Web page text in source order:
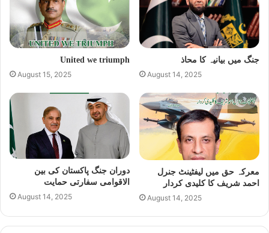
United we triumph
August 15, 2025
جنگ میں بیانیہ کا محاذ
August 14, 2025
دوران جنگ پاکستان کی بین
الاقوامی سفارتی حمایت
August 14, 2025
معرکہ حق میں لیفٹینٹ جنرل
احمد شریف کا کلیدی کردار
August 14, 2025